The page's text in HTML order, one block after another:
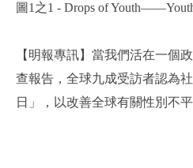
圖1之1 - Drops of
【明報專訊】當我們活在一個
查報告，全球九成受訪者認為
日」，以改善全球有關性別不